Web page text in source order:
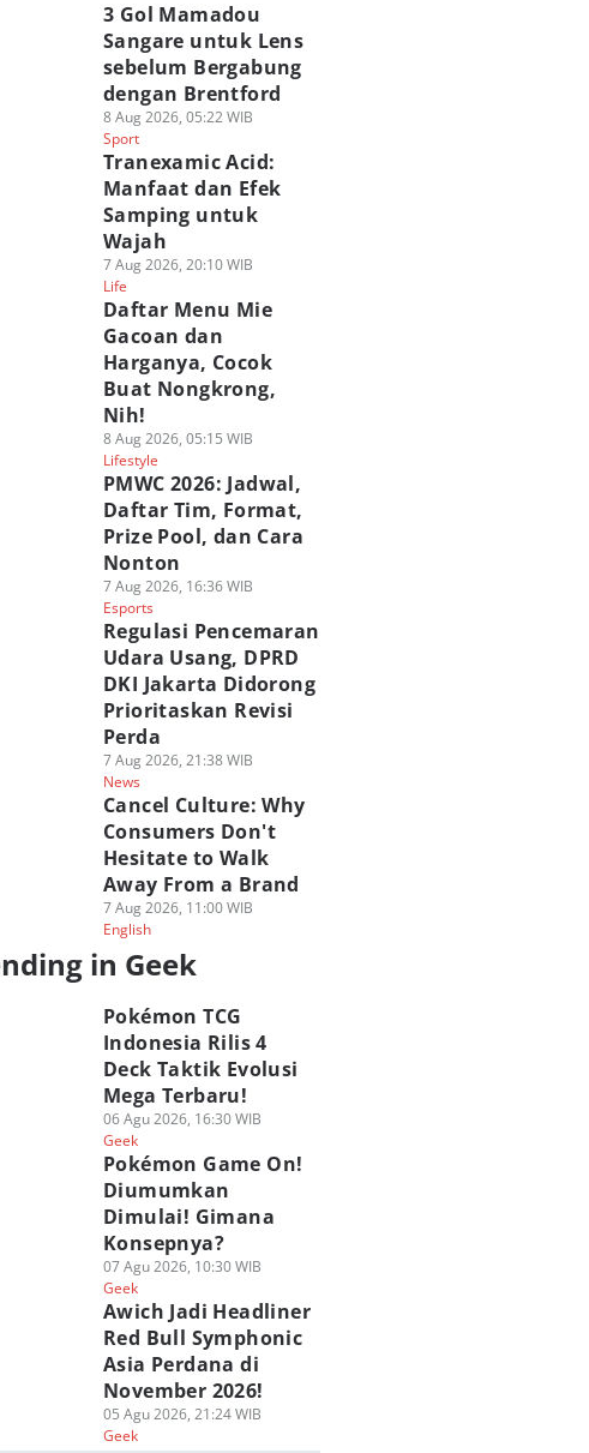
3 Gol Mamadou
Sangare untuk Lens
sebelum Bergabung
dengan Brentford
8 Aug 2026, 05:22 WIB
Sport
Tranexamic Acid:
Manfaat dan Efek
Samping untuk
Wajah
7 Aug 2026, 20:10 WIB
Life
Daftar Menu Mie
Gacoan dan
Harganya, Cocok
Buat Nongkrong,
Nih!
8 Aug 2026, 05:15 WIB
Lifestyle
PMWC 2026: Jadwal,
Daftar Tim, Format,
Prize Pool, dan Cara
Nonton
7 Aug 2026, 16:36 WIB
Esports
Regulasi Pencemaran
Udara Usang, DPRD
DKI Jakarta Didorong
Prioritaskan Revisi
Perda
7 Aug 2026, 21:38 WIB
News
Cancel Culture: Why
Consumers Don't
Hesitate to Walk
Away From a Brand
7 Aug 2026, 11:00 WIB
English
in Geek
Pokémon TCG
Indonesia Rilis 4
Deck Taktik Evolusi
Mega Terbaru!
06 Agu 2026, 16:30 WIB
Geek
Pokémon Game On!
Diumumkan
Dimulai! Gimana
Konsepnya?
07 Agu 2026, 10:30 WIB
Geek
Awich Jadi Headliner
Red Bull Symphonic
Asia Perdana di
November 2026!
05 Agu 2026, 21:24 WIB
Geek